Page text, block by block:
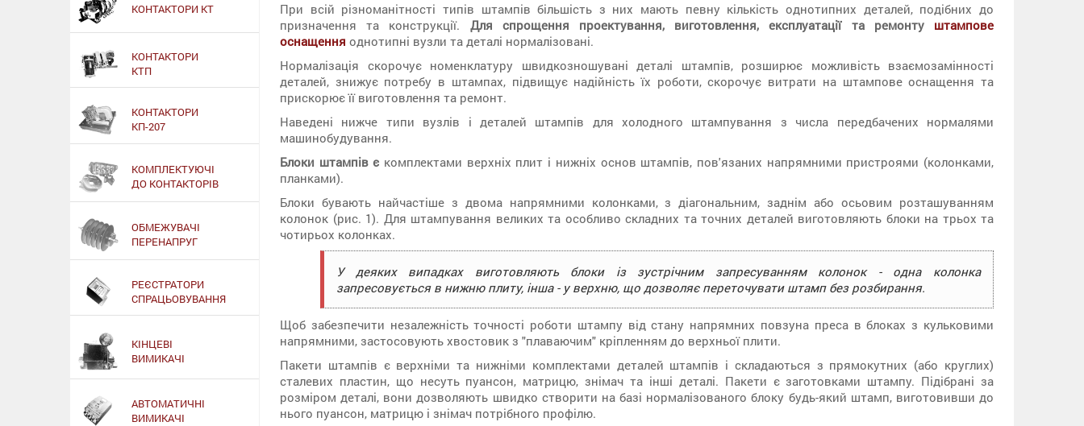
КОНТАКТОРИ КТ
КОНТАКТОРИ
КТП
КОНТАКТОРИ
КП-207
КОМПЛЕКТУЮЧІ
ДО КОНТАКТОРІВ
ОБМЕЖУВАЧІ
ПЕРЕНАПРУГ
РЕЄСТРАТОРИ
СПРАЦЬОВУВАННЯ
КІНЦЕВІ
ВИМИКАЧІ
АВТОМАТИЧНІ
ВИМИКАЧІ
При всій різноманітності типів штампів більшість з них мають певну кількість однотипних деталей, подібних до
призначення та конструкції. Для спрощення проектування, виготовлення, експлуатації та ремонту штампове
оснащення однотипні вузли та деталі нормалізовані.
Нормалізація скорочує номенклатуру швидкозношувані деталі штампів, розширює можливість взаємозамінності
деталей, знижує потребу в штампах, підвищує надійність їх роботи, скорочує витрати на штампове оснащення та
прискорює її виготовлення та ремонт.
Наведені нижче типи вузлів і деталей штампів для холодного штампування з числа передбачених нормалями
машинобудування.
Блоки штампів є комплектами верхніх плит і нижніх основ штампів, пов'язаних напрямними пристроями (колонками,
планками).
Блоки бувають найчастіше з двома напрямними колонками, з діагональним, заднім або осьовим розташуванням
колонок (рис. 1). Для штампування великих та особливо складних та точних деталей виготовляють блоки на трьох та
чотирьох колонках.
У деяких випадках виготовляють блоки із зустрічним запресуванням колонок - одна колонка
запресовується в нижню плиту, інша - у верхню, що дозволяє переточувати штамп без розбирання.
Щоб забезпечити незалежність точності роботи штампу від стану напрямних повзуна преса в блоках з кульковими
напрямними, застосовують хвостовик з "плаваючим" кріпленням до верхньої плити.
Пакети штампів є верхніми та нижніми комплектами деталей штампів і складаються з прямокутних (або круглих)
сталевих пластин, що несуть пуансон, матрицю, знімач та інші деталі. Пакети є заготовками штампу. Підібрані за
розміром деталі, вони дозволяють швидко створити на базі нормалізованого блоку будь-який штамп, виготовивши до
нього пуансон, матрицю і знімач потрібного профілю.